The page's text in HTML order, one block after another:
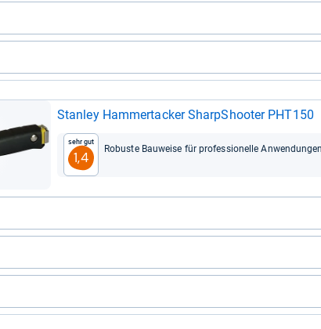
Stan­ley Ham­mer­ta­cker SharpS­hoo­ter PHT150
Sehr gut
1,4
Robuste Bau­weise für pro­fes­sio­nelle Anwen­dun­gen